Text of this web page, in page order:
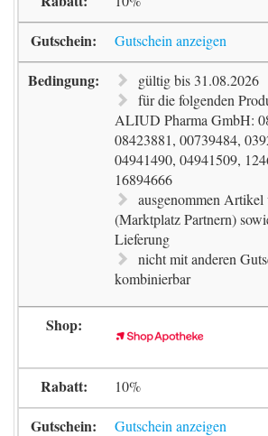
Gutschein anzeigen
gültig bis 31.08.2026
für die folgenden
ALIUD Pharma GmbH:
08423881, 00739484,
04941490, 04941509,
16894666
ausgenommen
(Marktplatz Partnern)
Lieferung
nicht mit anderen
kombinierbar
10%
Gutschein anzeigen